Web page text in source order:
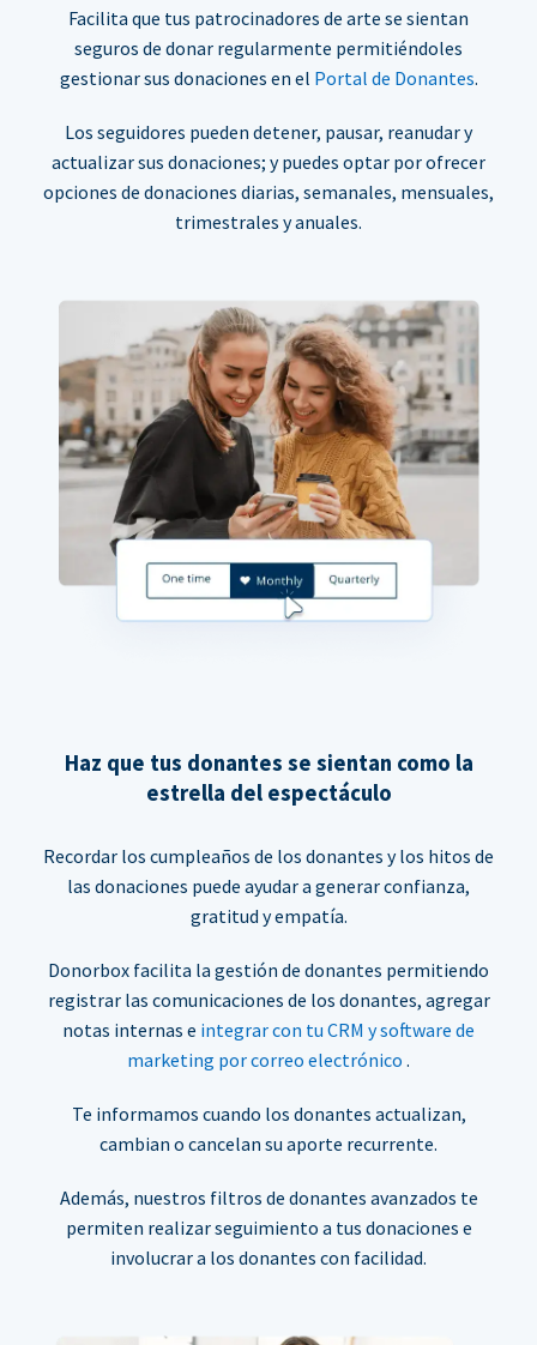
Facilita que tus patrocinadores de arte se sientan
seguros de donar regularmente permitiéndoles
gestionar sus donaciones en el Portal de Donantes.
Los seguidores pueden detener, pausar, reanudar y
actualizar sus donaciones; y puedes optar por ofrecer
opciones de donaciones diarias, semanales, mensuales,
trimestrales y anuales.
Haz que tus donantes se sientan como la
estrella del espectáculo
Recordar los cumpleaños de los donantes y los hitos de
las donaciones puede ayudar a generar confianza,
gratitud y empatía.
Donorbox facilita la gestión de donantes permitiendo
registrar las comunicaciones de los donantes, agregar
notas internas e integrar con tu CRM y software de
marketing por correo electrónico .
Te informamos cuando los donantes actualizan,
cambian o cancelan su aporte recurrente.
Además, nuestros filtros de donantes avanzados te
permiten realizar seguimiento a tus donaciones e
involucrar a los donantes con facilidad.